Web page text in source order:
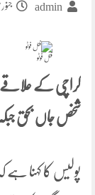
admin جنوری
فئل فوٹو
کراچی کے علاقے
شخص جاں بحق جبکہ 4 افراد زخمی ہوگئے۔
پولیس کا کہنا